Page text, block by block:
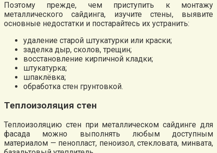
Поэтому прежде, чем приступить к монтажу
металлического сайдинга, изучите стены, выявите
основные недостатки и постарайтесь их устранить:
удаление старой штукатурки или краски;
заделка дыр, сколов, трещин;
восстановление кирпичной кладки;
штукатурка;
шпаклёвка;
обработка стен грунтовкой.
Теплоизоляция стен
Теплоизоляцию стен при металлическом сайдинге для
фасада можно выполнять любым доступным
материалом — пенопласт, пеноизол, стекловата, минвата,